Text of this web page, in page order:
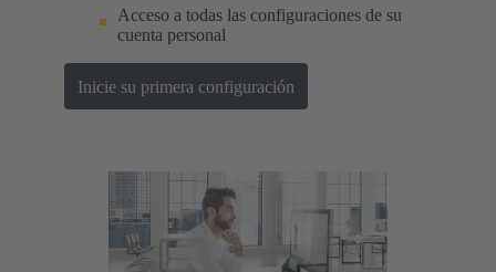
Acceso a todas las configuraciones de su
cuenta personal
Inicie su primera configuración